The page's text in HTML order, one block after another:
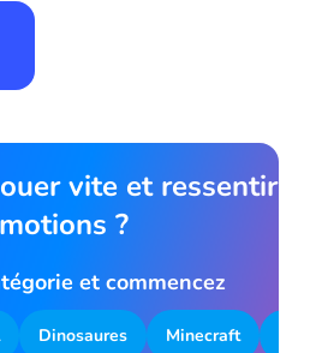
vite et ressentir
?
et commencez
Dinosaures Minecraft